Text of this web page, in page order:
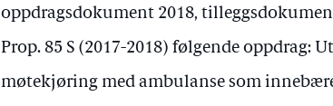
oppdragsdokument 2018,
Prop. 85 S (2017-2018) følgende oppdrag:
møtekjøring med ambulanse som